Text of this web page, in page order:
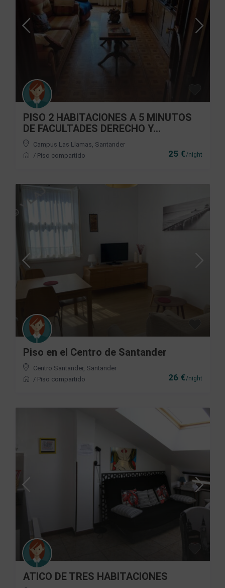
25 €/night
PISO 2 HABITACIONES A 5 MINUTOS
DE FACULTADES DERECHO Y...
Campus Las Llamas Santander
/ Piso compartido
26 €/night
Piso en el Centro de Santander
Centro Santander, Santander
/ Piso compartido
ATICO DE TRES HABITACIONES